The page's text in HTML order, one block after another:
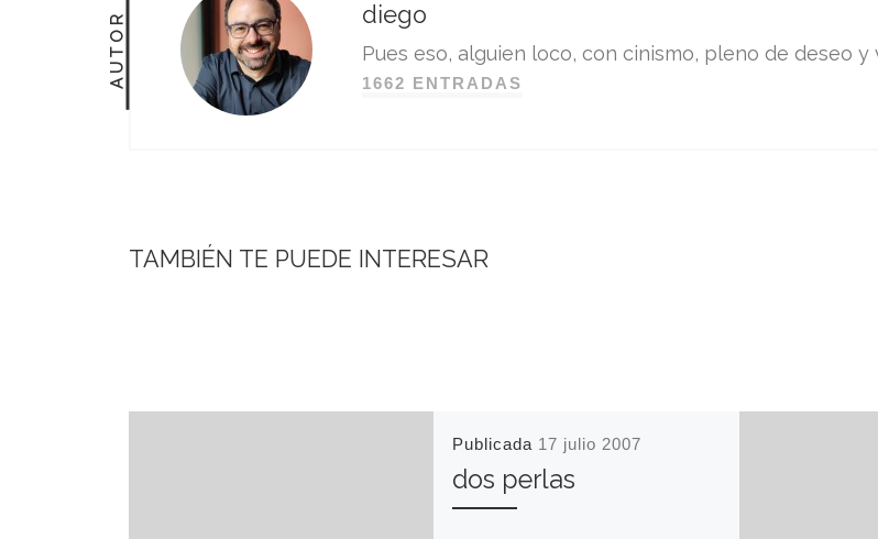
AUTOR diego
Pues eso, alguien loco, con cinismo, pleno de deseo
1662 ENTRADAS
TAMBIÉN TE PUEDE INTERESAR
Publicada 17 julio 2007
dos perlas